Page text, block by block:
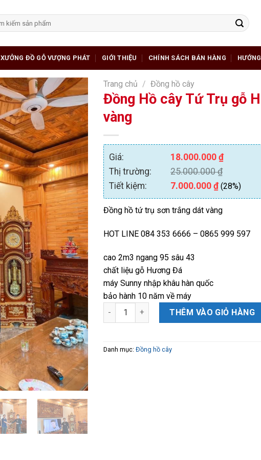
XƯỞNG ĐỒ GỖ VƯỢNG PHÁT GIỚI THIỆU CHÍNH SÁCH BÁN HÀNG
Trang chủ / Đồng hồ cây
Đồng Hồ cây Tứ Trụ gỗ
vàng
Giá: 18.000.000₫
Thị trường:
25.000.000₫
Tiết kiệm:
7.000.000₫(28%)
Đồng hồ tứ trụ sơn trắng dát vàng
HOT LINE 084 353 6666 – 0865 999 597
cao 2m3 ngang 95 sâu 43
chất liệu gỗ Hương Đá
máy Sunny nhập khâu hàn quốc
bảo hành 10 năm về máy
Đồng Hồ cây Tứ Trụ gỗ Hương Đá VÍP cao
THÊM VÀO GIỎ HÀNG
Danh mục:Đồng hồ cây